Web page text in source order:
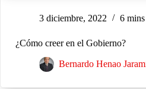
3 diciembre, 2022 6 mins
¿Cómo creer en el Gobierno?
Bernardo Henao